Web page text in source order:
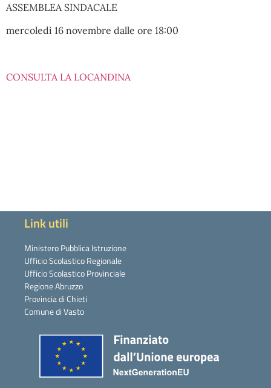
ASSEMBLEA SINDACALE
mercoledì 16 novembre dalle ore 18:00
CONSULTA LA LOCANDINA
Link utili
Ministero Pubblica Istruzione
Ufficio Scolastico Regionale
Ufficio Scolastico Provinciale
Regione Abruzzo
Provincia di Chieti
Comune di Vasto